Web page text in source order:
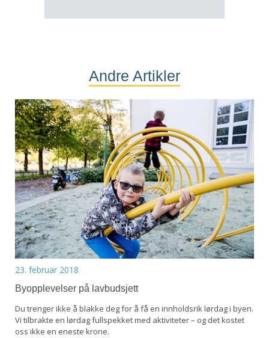
Andre Artikler
23. februar 2018
Byopplevelser på lavbudsjett
Du trenger ikke å blakke deg for å få en innholdsrik lørdag i byen.
Vi tilbrakte en lørdag fullspekket med aktiviteter – og det kostet
oss ikke en eneste krone.